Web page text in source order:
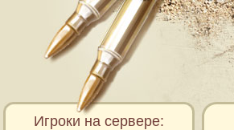
Игроки на сервере: